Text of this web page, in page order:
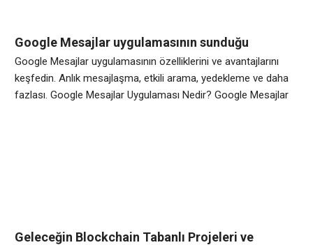
Google Mesajlar uygulamasının sunduğu
özellikler ve avantajları
Google Mesajlar uygulamasının özelliklerini ve avantajlarını
keşfedin. Anlık mesajlaşma, etkili arama, yedekleme ve daha
fazlası. Google Mesajlar Uygulaması Nedir? Google Mesajlar
Geleceğin Blockchain Tabanlı Projeleri ve